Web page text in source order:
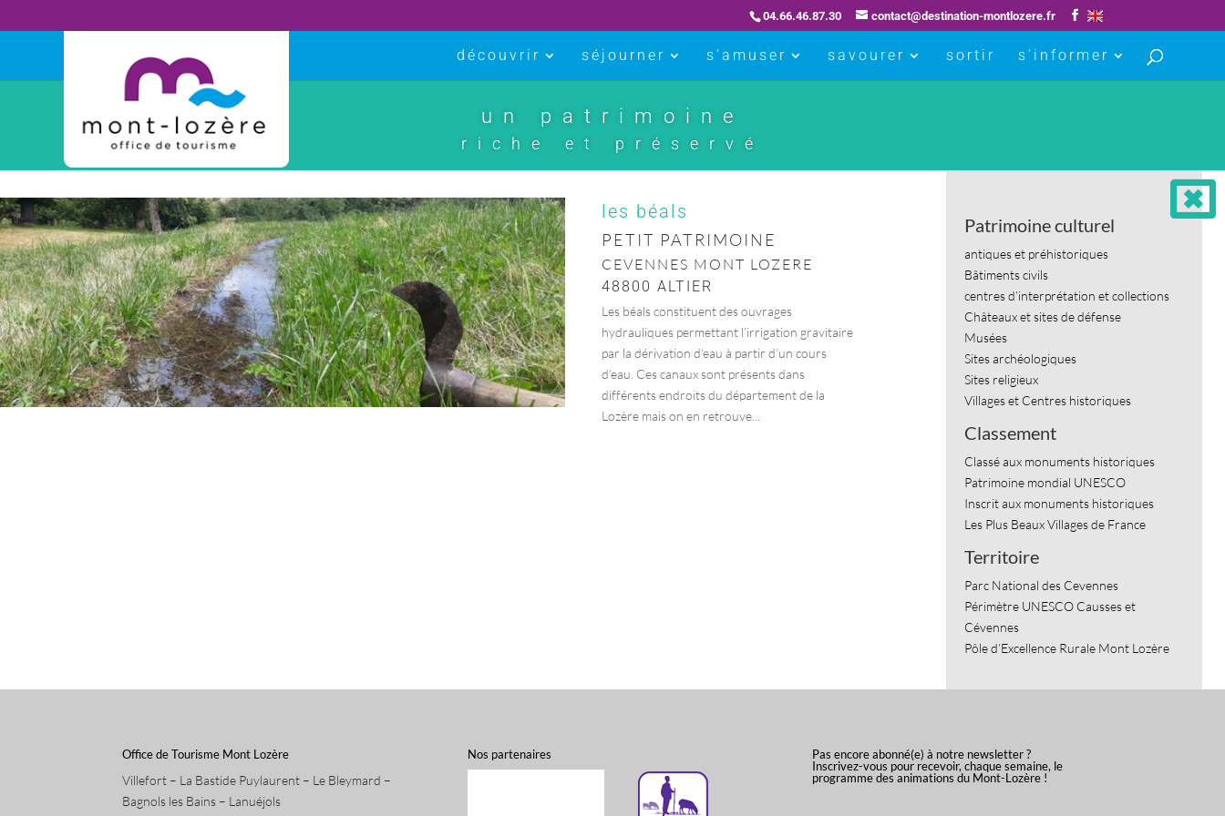
04.66.46.87.30 contact@destination-montlozere.fr
découvrir séjourner s’amuser savourer sortir s’informer
un patrimoine
riche et préservé
les béals
PETIT PATRIMOINE
CEVENNES MONT LOZERE
48800 ALTIER
Les béals constituent des ouvrages
hydrauliques permettant l’irrigation gravitaire
par la dérivation d’eau à partir d’un cours
d’eau. Ces canaux sont présents dans
différents endroits du département de la
Lozère mais on en retrouve...
Patrimoine culturel
antiques et préhistoriques
Bâtiments civils
centres d’interprétation et collections
Châteaux et sites de défense
Musées
Sites archéologiques
Sites religieux
Villages et Centres historiques
Classement
Classé aux monuments historiques
Patrimoine mondial UNESCO
Inscrit aux monuments historiques
Les Plus Beaux Villages de France
Territoire
Parc National des Cevennes
Périmètre UNESCO Causses et
Cévennes
Pôle d’Excellence Rurale Mont Lozère
Office de Tourisme Mont Lozère
Villefort – La Bastide Puylaurent – Le Bleymard –
Bagnols les Bains – Lanuéjols
Nos partenaires
Pas encore abonné(e) à notre newsletter ?
Inscrivez-vous pour recevoir, chaque semaine, le
programme des animations du Mont-Lozère !